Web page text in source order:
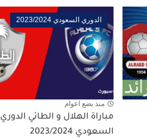
الدوري السعودي 2023/2024
منذ بضع اعوام
مباراة الهلال و الطائي الدوري
السعودي 2023/2024